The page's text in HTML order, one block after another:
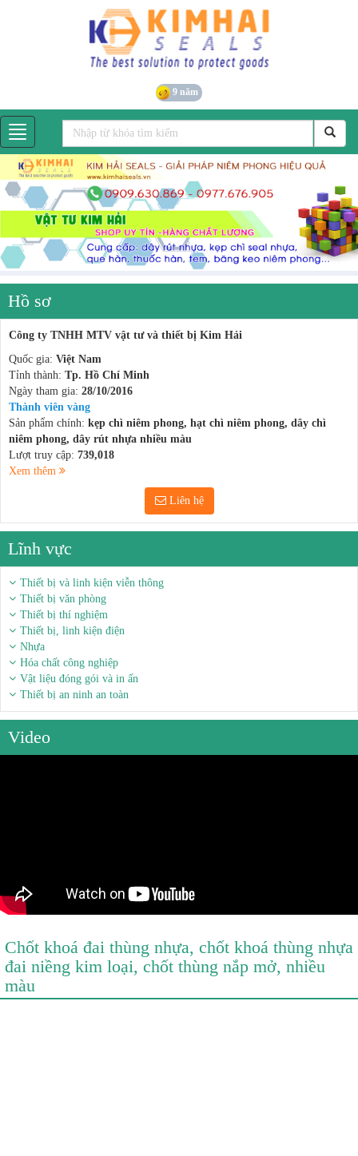
9 năm
Hồ sơ
Công ty TNHH MTV vật tư và thiết bị Kim Hải
Quốc gia: Việt Nam
Tỉnh thành: Tp. Hồ Chí Minh
Ngày tham gia: 28/10/2016
Thành viên vàng
Sản phẩm chính: kẹp chì niêm phong, hạt chì niêm phong, dây chì
niêm phong, dây rút nhựa nhiều màu
Lượt truy cập: 739,018
Xem thêm
Liên hệ
Lĩnh vực
Thiết bị và linh kiện viễn thông
Thiết bị văn phòng
Thiết bị thí nghiệm
Thiết bị, linh kiện điện
Nhựa
Hóa chất công nghiệp
Vật liệu đóng gói và in ấn
Thiết bị an ninh an toàn
Video
Chốt khoá đai thùng nhựa, chốt khoá thùng nhựa
đai niềng kim loại, chốt thùng nắp mở, nhiều
màu